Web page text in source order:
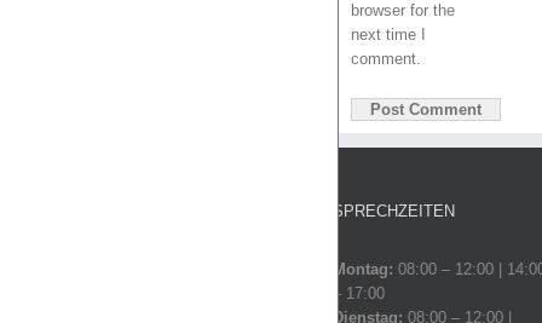
browser for the
next time I
comment.
SPRECHZEITEN
Montag: 08:00 – 12:00 |
– 17:00
Dienstag: 08:00 – 12:00 |